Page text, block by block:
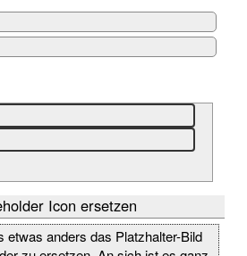
Icon ersetzen
etwas anders das Platzhalter-Bild